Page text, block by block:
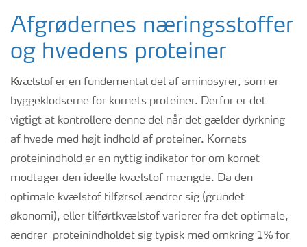
Afgrødernes næringsstoffer
og hvedens proteiner
Kvælstofer en fundemental del af aminosyrer, som er
byggeklodserne for kornets proteiner. Derfor er det
vigtigt at kontrollere denne del når det gælder dyrkning
af hvede med højt indhold af proteiner. Kornets
proteinindhold er en nyttig indikator for om kornet
modtager den ideelle kvælstof mængde. Da den
optimale kvælstof tilførsel ændrer sig (grundet
økonomi), eller tilførtkvælstof varierer fra det optimale,
ændrer proteinindholdet sig typisk med omkring 1% for